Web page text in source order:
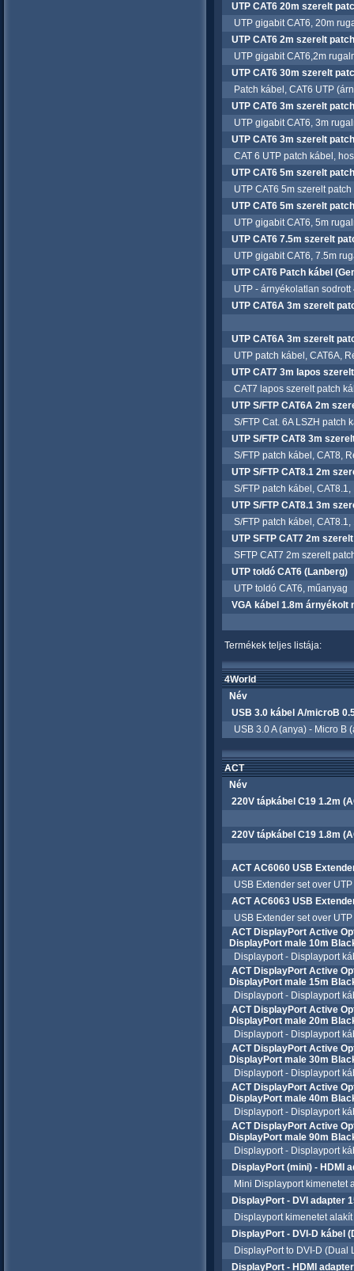
UTP CAT6 20m szerelt
UTP gigabit CAT6, 20m
UTP CAT6 2m szerelt
UTP gigabit CAT6,2m
UTP CAT6 30m szerelt
Patch kábel, CAT6 UTP
UTP CAT6 3m szerelt
UTP gigabit CAT6, 3m
UTP CAT6 3m szerelt
CAT 6 UTP patch kábel,
UTP CAT6 5m szerelt
UTP CAT6 5m szerelt patch
UTP CAT6 5m szerelt
UTP gigabit CAT6, 5m
UTP CAT6 7.5m szerelt
UTP gigabit CAT6, 7.5m
UTP CAT6 Patch kábel
UTP - árnyékolatlan sodrott
UTP CAT6A 3m szerelt
UTP CAT6A 3m szerelt
UTP patch kábel, CAT6A,
UTP CAT7 3m lapos
CAT7 lapos szerelt patch
UTP S/FTP CAT6A 2m
S/FTP Cat. 6A LSZH patch
UTP S/FTP CAT8 3m
S/FTP patch kábel, CAT8,
UTP S/FTP CAT8.1 2m
S/FTP patch kábel, CAT8.1,
UTP S/FTP CAT8.1 3m
S/FTP patch kábel, CAT8.1,
UTP SFTP CAT7 2m
SFTP CAT7 2m szerelt
UTP toldó CAT6 (Lanberg)
UTP toldó CAT6, műanyag
VGA kábel 1.8m árnyékolt
Termékek teljes listája:
4World
Név
USB 3.0 kábel A/microB
USB 3.0 A (anya) - Micro B
ACT
Név
220V tápkábel C19 1.2m
220V tápkábel C19 1.8m
ACT AC6060 USB
USB Extender set over UTP
ACT AC6063 USB
USB Extender set over UTP
ACT DisplayPort Active
DisplayPort male 10m
Displayport - Displayport
ACT DisplayPort Active
DisplayPort male 15m
Displayport - Displayport
ACT DisplayPort Active
DisplayPort male 20m
Displayport - Displayport
ACT DisplayPort Active
DisplayPort male 30m
Displayport - Displayport
ACT DisplayPort Active
DisplayPort male 40m
Displayport - Displayport
ACT DisplayPort Active
DisplayPort male 90m
Displayport - Displayport
DisplayPort (mini) - HDMI
Mini Displayport kimenetet
DisplayPort - DVI adapter
Displayport kimenetet alakít
DisplayPort - DVI-D kábel
DisplayPort to DVI-D (Dual
DisplayPort - HDMI